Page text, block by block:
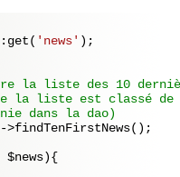
'news' );
la liste des 10
la liste est classé
dans la dao)
->findTenFirstNews();
$news){